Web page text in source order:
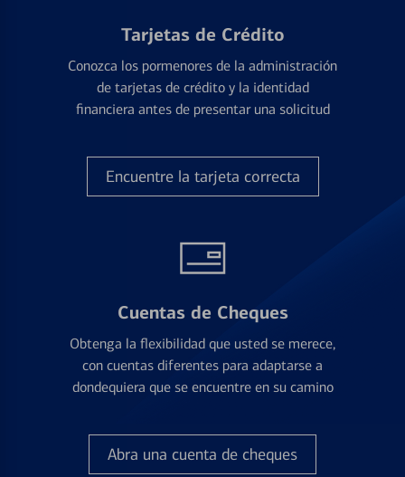
Tarjetas de Crédito
Conozca los pormenores de la administración
de tarjetas de crédito y la identidad
financiera antes de presentar una solicitud
Encuentre la tarjeta correcta
Cuentas de Cheques
Obtenga la flexibilidad que usted se merece,
con cuentas diferentes para adaptarse a
dondequiera que se encuentre en su camino
Abra una cuenta de cheques